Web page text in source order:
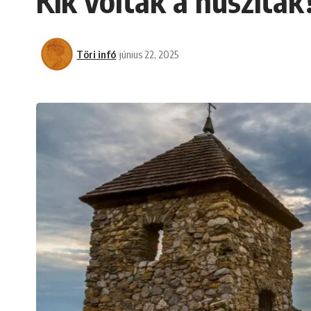
Töri infó június 22, 2025